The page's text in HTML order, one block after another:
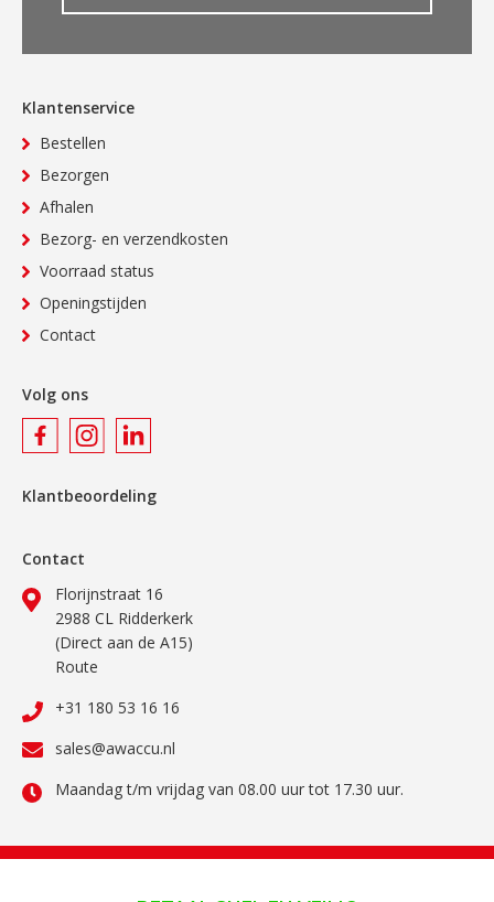
Klantenservice
Bestellen
Bezorgen
Afhalen
Bezorg- en verzendkosten
Voorraad status
Openingstijden
Contact
Volg ons
Klantbeoordeling
Contact
Florijnstraat 16
2988 CL Ridderkerk
(Direct aan de A15)
Route
+31 180 53 16 16
sales@awaccu.nl
Maandag t/m vrijdag van 08.00 uur tot 17.30 uur.